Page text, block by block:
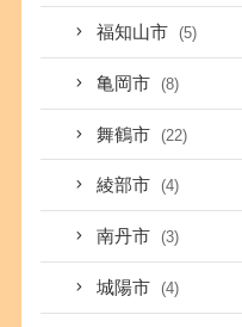
福知山市 (5)
亀岡市 (8)
舞鶴市 (22)
綾部市 (4)
南丹市 (3)
城陽市 (4)